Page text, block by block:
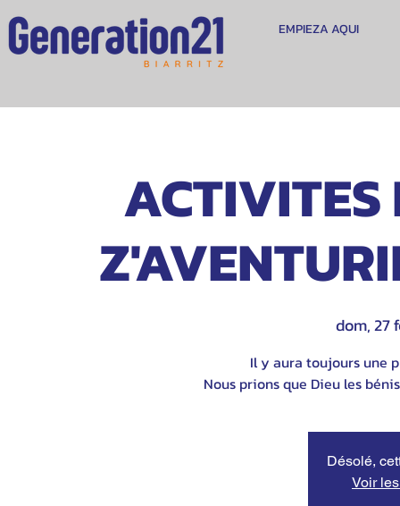
EMPIEZA AQUI
ACTIVITES
dom, 27
Il y aura toujours une
Nous prions que Dieu les
Désolé,
Voir